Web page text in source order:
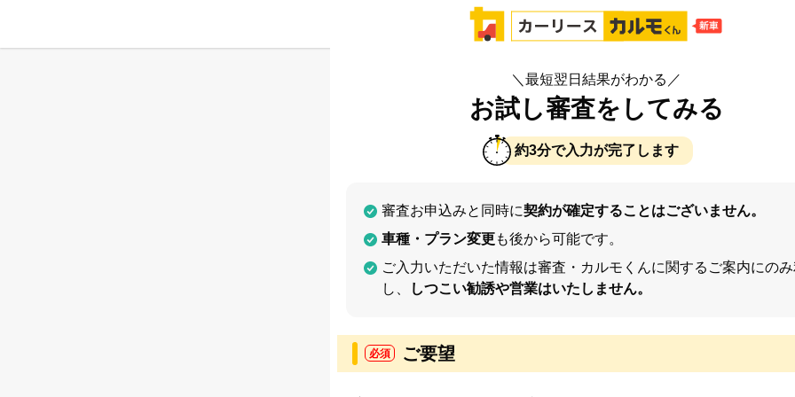
＼最短翌日結果がわかる／
お試し審査をしてみる
約3分で入力が完了します
審査お申込みと同時に契約が確定することはございません。
車種・プラン変更も後から可能です。
ご入力いただいた情報は審査・カルモくんに関するご案内にの
し、
しつこい勧誘や営業はいたしません。
必須 ご要望